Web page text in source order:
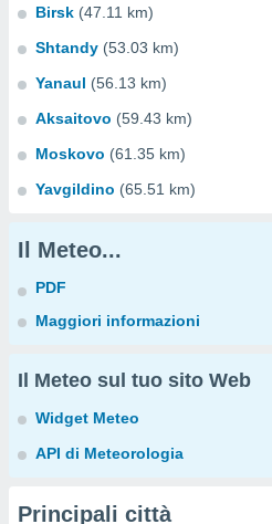
Birsk (47.11 km)
Shtandy (53.03 km)
Yanaul (56.13 km)
Aksaitovo (59.43 km)
Moskovo (61.35 km)
Yavgildino (65.51 km)
Il Meteo...
PDF
Maggiori informazioni
Il Meteo sul tuo sito Web
Widget Meteo
API di Meteorologia
Principali città